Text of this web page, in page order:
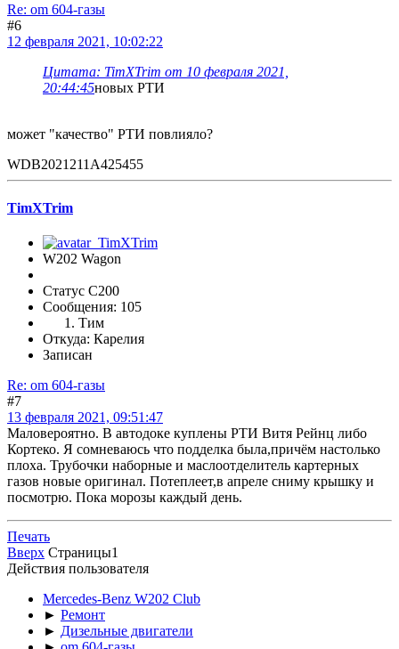
Re: om 604-газы
#6
12 февраля 2021, 10:02:22
Цитата: TimXTrim от 10 февраля 2021,
20:44:45новых РТИ
может "качество" РТИ повлияло?
WDB2021211A425455
TimXTrim
W202 Wagon
Статус C200
Сообщения: 105
Тим
Откуда: Карелия
Записан
Re: om 604-газы
#7
13 февраля 2021, 09:51:47
Маловероятно. В автодоке куплены РТИ Витя Рейнц либо
Кортеко. Я сомневаюсь что подделка была,причём настолько
плоха. Трубочки наборные и маслоотделитель картерных
газов новые оригинал. Потеплеет,в апреле сниму крышку и
посмотрю. Пока морозы каждый день.
Печать
Вверх Страницы1
Действия пользователя
Mercedes-Benz W202 Club
► Ремонт
► Дизельные двигатели